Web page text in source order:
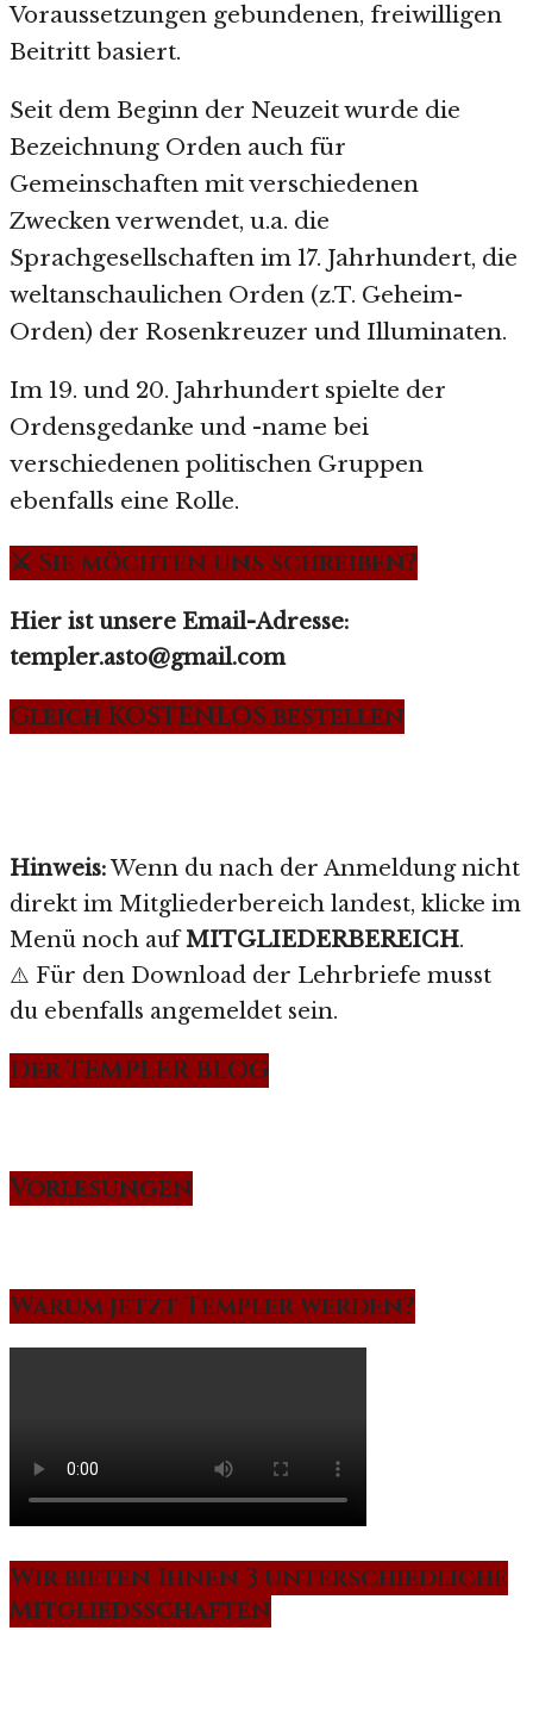
Voraussetzungen gebundenen, freiwilligen
Beitritt basiert.
Seit dem Beginn der Neuzeit wurde die
Bezeichnung Orden auch für
Gemeinschaften mit verschiedenen
Zwecken verwendet, u.a. die
Sprachgesellschaften im 17. Jahrhundert, die
weltanschaulichen Orden (z.T. Geheim-
Orden) der Rosenkreuzer und Illuminaten.
Im 19. und 20. Jahrhundert spielte der
Ordensgedanke und -name bei
verschiedenen politischen Gruppen
ebenfalls eine Rolle.
⚔️ Sie möchten uns schreiben?
Hier ist unsere Email-Adresse:
templer.asto@gmail.com
Gleich KOSTENLOS bestellen
Hinweis:Wenn du nach der Anmeldung nicht
direkt im Mitgliederbereich landest, klicke im
Menü noch aufMITGLIEDERBEREICH.
⚠️ Für den Download der Lehrbriefe musst
du ebenfalls angemeldet sein.
Der TEMPLER BLOG
Vorlesungen
Warum jetzt Templer werden?
Wir bieten Ihnen 3 unterschiedliche
Mitgliedsschaften